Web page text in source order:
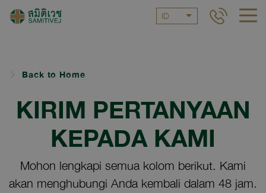
ID
Back to Home
KIRIM PERTANYAAN
KEPADA KAMI
Mohon lengkapi semua kolom berikut. Kami
akan menghubungi Anda kembali dalam 48 jam.